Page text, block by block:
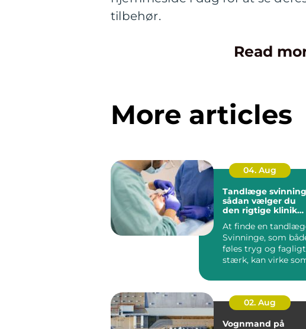
tilbehør.
Read
More articles
04. Aug
Tandlæge
sådan vælger du
den rigtige klinik
At finde en
Svinninge, som
føles tryg og fagligt
stærk, kan virke
02. Aug
Vognmand på